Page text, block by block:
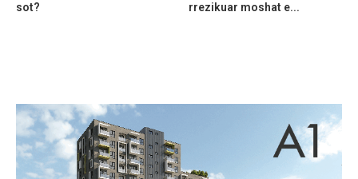
sot?
rrezikuar moshat e...